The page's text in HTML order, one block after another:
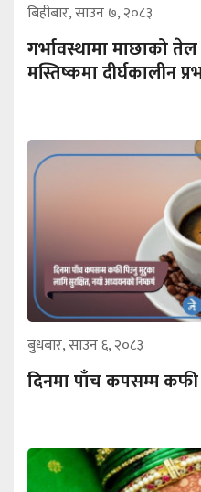
बिहीबार, साउन ७, २०८३
गर्भावस्थामा माछाको
मस्तिष्कमा दीर्घकालीन
बुधबार, साउन ६, २०८३
दिनमा पाँच कपसम्म कफी